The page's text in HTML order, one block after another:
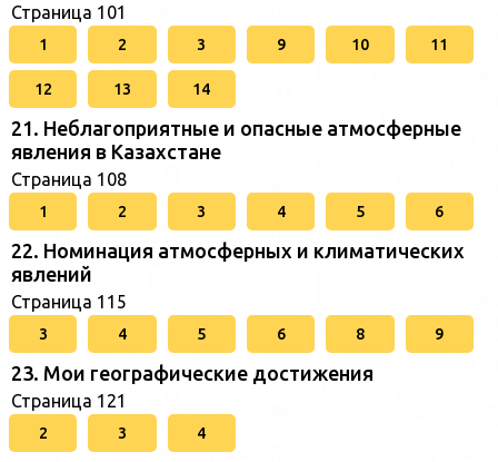
Страница 101
1 2 3 9 10 11
12 13 14
21. Неблагоприятные и опасные атмосферные
явления в Казахстане
Страница 108
1 2 3 4 5 6
22. Номинация атмосферных и климатических
явлений
Страница 115
3 4 5 6 8 9
23. Мои географические достижения
Страница 121
2 3 4